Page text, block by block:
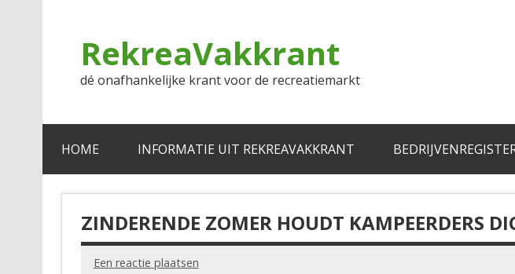
RekreaVakkrant
dé onafhankelijke krant voor de recreatiemarkt
HOME INFORMATIE UIT REKREAVAKKRANT
ZINDERENDE ZOMER HOUDT KAMPEERDERS
Een reactie plaatsen